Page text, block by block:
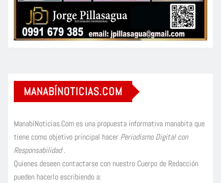
MANABÍNOTICIAS.COM
ManabíNoticias.Com es una propuesta informativa manabita que
tiene como objetivo principal hacer Periodismo Digital con
Responsabilidad.
Quienes deseen contactarse con nuestro Cuerpo de Redacción
pueden hacerlo escribiendo a: